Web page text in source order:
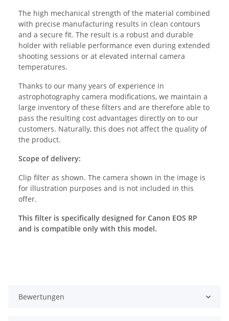
The high mechanical strength of the material combined
with precise manufacturing results in clean contours
and a secure fit. The result is a robust and durable
holder with reliable performance even during extended
shooting sessions or at elevated internal camera
temperatures.
Thanks to our many years of experience in
astrophotography camera modifications, we maintain a
large inventory of these filters and are therefore able to
pass the resulting cost advantages directly on to our
customers. Naturally, this does not affect the quality of
the product.
Scope of delivery:
Clip filter as shown. The camera shown in the image is
for illustration purposes and is not included in this
offer.
This filter is specifically designed for Canon EOS RP
and is compatible only with this model.
Bewertungen